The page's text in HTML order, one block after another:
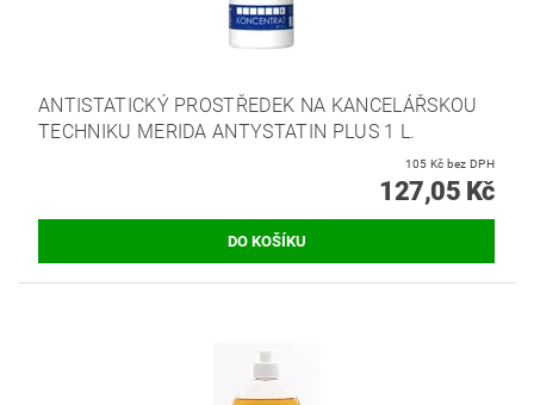
ANTISTATICKÝ PROSTŘEDEK NA KANCELÁŘSKOU
TECHNIKU MERIDA ANTYSTATIN PLUS 1 L.
105 Kč bez DPH
127,05 Kč